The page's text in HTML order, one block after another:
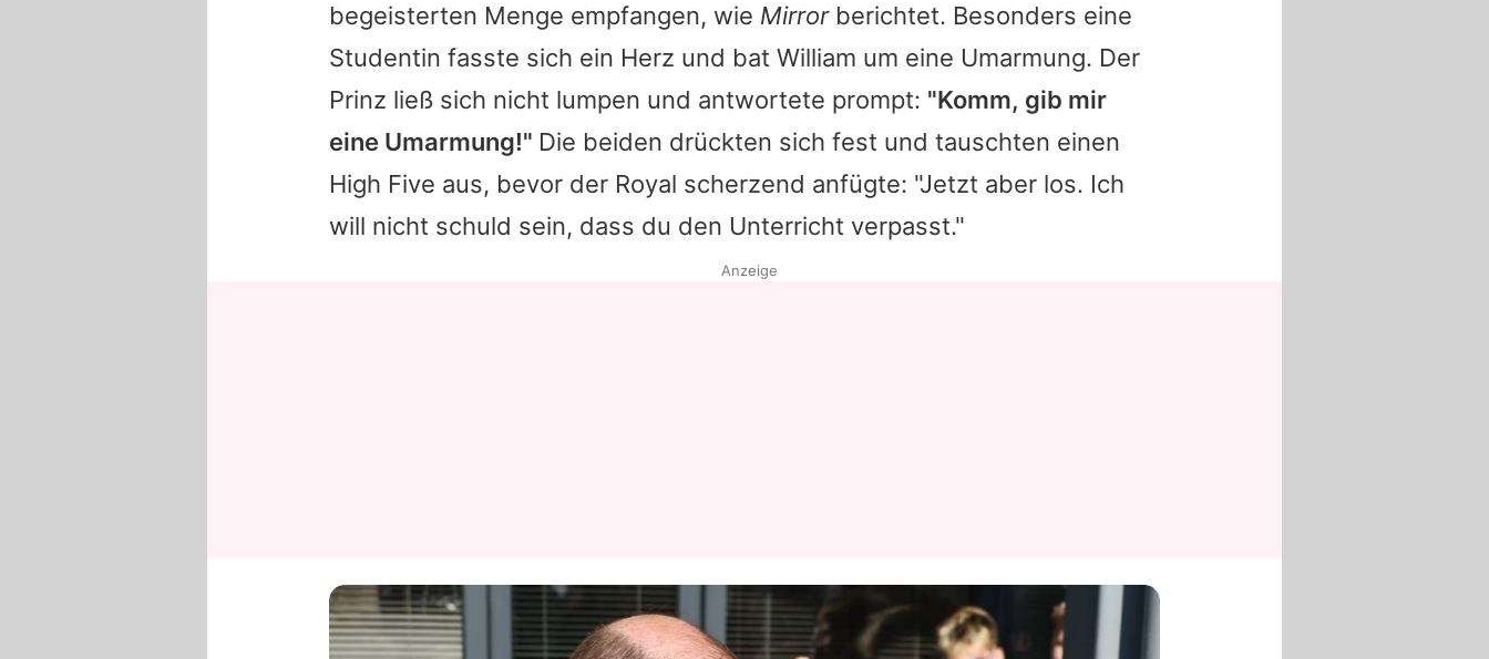
Impressum
Datenschutzerklärung
Nutzungsbedingungen
begeisterten Menge empfangen, wie Mirror berichtet. Besonders eine
Studentin fasste sich ein Herz und bat William um eine Umarmung. Der
Prinz ließ sich nicht lumpen und antwortete prompt: "Komm, gib mir
eine Umarmung!" Die beiden drückten sich fest und tauschten einen
High Five aus, bevor der Royal scherzend anfügte: "Jetzt aber los. Ich
will nicht schuld sein, dass du den Unterricht verpasst."
Anzeige